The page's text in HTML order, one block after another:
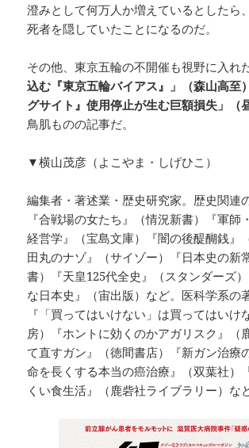
澄みとして何万人か増えているとしたら
死者を隠していたことになるのだ。
その他、東京五輪の不開催も視野に入れ
込む『東京五輪バイアス』」（森山高至）
グサイト』使用停止が生む巨額損失」（
鳥肌ものの記事だ。
▼横山茂彦（よこやま・しげひこ）
編集者・著述業・歴史研究家。歴史関連
『合戦場の女たち』（情況新書）『軍師
経営学』（宝島文庫）『闇の後醍醐銭』
田丸のナゾ』（サイゾー）『日本史の新
書）『天皇125代全史』（スタンダーズ
な日本史』（宙出版）など。医科学系の
『「買ってはいけない」は買ってはいけ
房）『ホントに効くのかアガリスク』（
て直すガン』（徳間書店）『新ガン治療
命を長くする本当の癌治療』（双葉社）
くい食生活』（鹿砦社ライブラリー）など